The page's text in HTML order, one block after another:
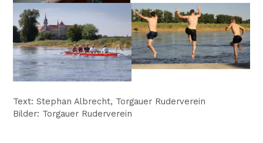
Text: Stephan Albrecht, Torgauer Ruderverein
Bilder: Torgauer Ruderverein